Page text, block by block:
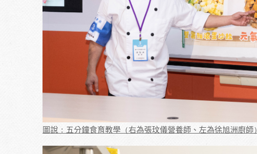
圖說：五分鐘食育教學（右為張玟儀營養師、左為徐旭洲廚師）